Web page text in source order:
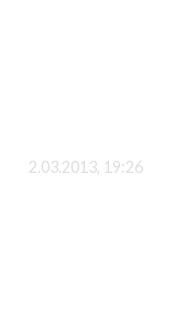
2.03.2013, 19:26